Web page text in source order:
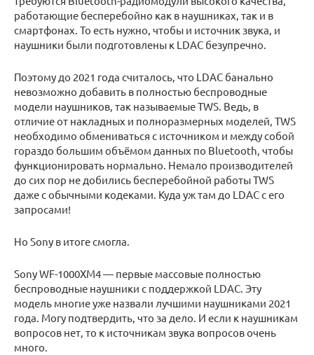
работающие бесперебойно как в наушниках, так и в
смартфонах. То есть нужно, чтобы и источник звука, и
наушники были подготовлены к LDAC безупречно.
Поэтому до 2021 года считалось, что LDAC банально
невозможно добавить в полностью беспроводные
модели наушников, так называемые TWS. Ведь, в
отличие от накладных и полноразмерных моделей, TWS
необходимо обмениваться с источником и между собой
гораздо большим объёмом данных по Bluetooth, чтобы
функционировать нормально. Немало производителей
до сих пор не добились бесперебойной работы TWS
даже с обычными кодеками. Куда уж там до LDAC с его
запросами!
Но Sony в итоге смогла.
Sony WF-1000XM4 — первые массовые полностью
беспроводные наушники с поддержкой LDAC. Эту
модель многие уже назвали лучшими наушниками 2021
года. Могу подтвердить, что за дело. И если к наушникам
вопросов нет, то к источникам звука вопросов очень
много.